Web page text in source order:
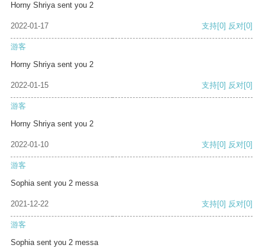
Horny Shriya sent you 2
2022-01-17 支持[0] 反对[0]
游客
Horny Shriya sent you 2
2022-01-15 支持[0] 反对[0]
游客
Horny Shriya sent you 2
2022-01-10 支持[0] 反对[0]
游客
Sophia sent you 2 messa
2021-12-22 支持[0] 反对[0]
游客
Sophia sent you 2 messa